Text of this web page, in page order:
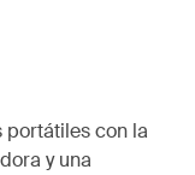
con la
y una